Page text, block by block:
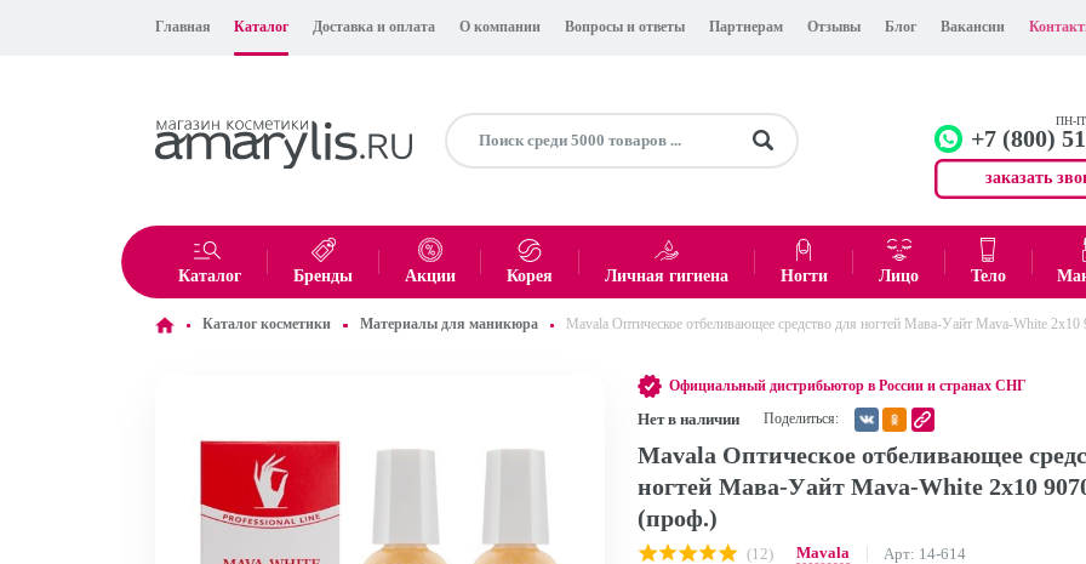
Главная Каталог Доставка и оплата О компании Вопросы и ответы Партнерам Отзывы Блог Вакансии
ПН-
+7 (800)
заказать
Офис +7 (499)
Итого: 0 ₽
Каталог Бренды Акции Корея Личная гигиена Ногти Лицо Тело
Каталог косметики Материалы для маникюра Mavala Оптическое отбеливающее средство для ногтей Мава-Уайт Mava-White
Официальный дистрибьютор в России и странах СНГ
Нет в наличии Поделиться:
Mavala Оптическое отбеливающее
ногтей Мава-Уайт Mava-White 2х10
(проф.)
(12) Mavala Арт: 14-614